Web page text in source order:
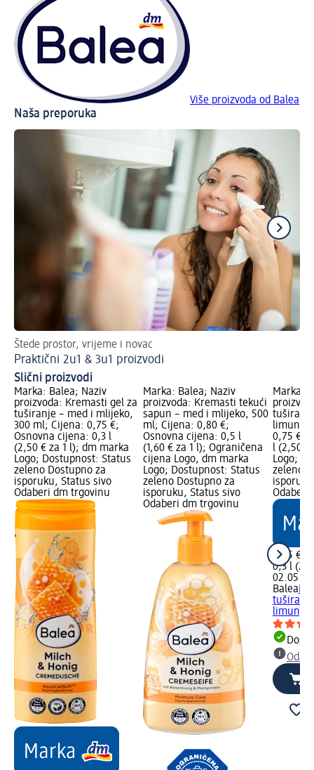
Više proizvoda od Balea
Naša preporuka
Štede prostor, vrijeme i novac
Praktični 2u1 & 3u1 proizvodi
Slični proizvodi
Marka: Balea; Naziv
proizvoda: Kremasti gel za
tuširanje – med i mlijeko,
300 ml; Cijena: 0,75 €;
Osnovna cijena: 0,3 l
(2,50 € za 1 l); dm marka
Logo; Dostupnost: Status
zeleno Dostupno za
isporuku, Status sivo
Odaberi dm trgovinu
Marka: Balea; Naziv
proizvoda: Kremasti tekući
sapun – med i mlijeko, 500
ml; Cijena: 0,80 €;
Osnovna cijena: 0,5 l
(1,60 € za 1 l); Ograničena
cijena Logo, dm marka
Logo; Dostupnost: Status
zeleno Dostupno za
isporuku, Status sivo
Odaberi dm trgovinu
Marka:
limun,
0,75 €;
l (2,50 €
Logo;
zeleno
Odaberi
0,75 €
0,3 l
Balea
limun,